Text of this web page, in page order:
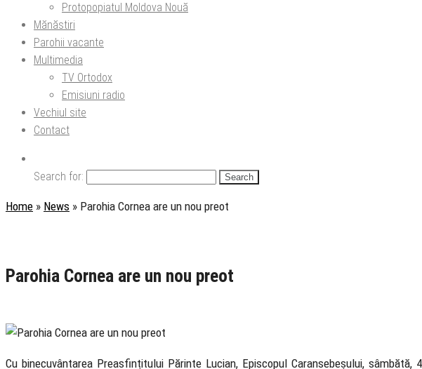
Protopopiatul Moldova Nouă
Mănăstiri
Parohii vacante
Multimedia
TV Ortodox
Emisiuni radio
Vechiul site
Contact
Search for:
Home » News » Parohia Cornea are un nou preot
Parohia Cornea are un nou preot
Cu binecuvântarea Preasfințitului Părinte Lucian, Episcopul Caransebeșului,